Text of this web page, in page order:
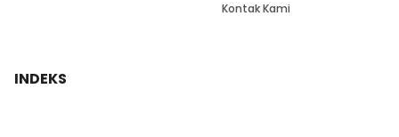
Kontak Kami
INDEKS